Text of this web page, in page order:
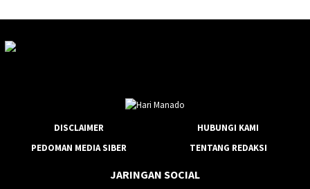
DISCLAIMER
HUBUNGI KAMI
PEDOMAN MEDIA SIBER
TENTANG REDAKSI
JARINGAN SOCIAL